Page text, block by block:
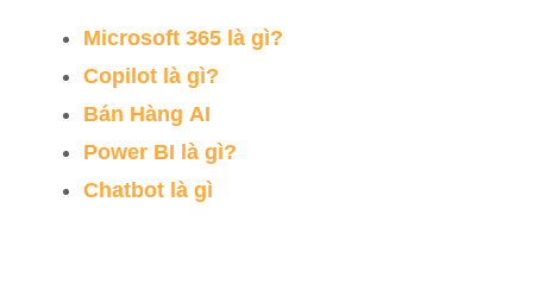
Microsoft 365 là gì?
Copilot là gì?
Bán Hàng AI
Power BI là gì?
Chatbot là gì